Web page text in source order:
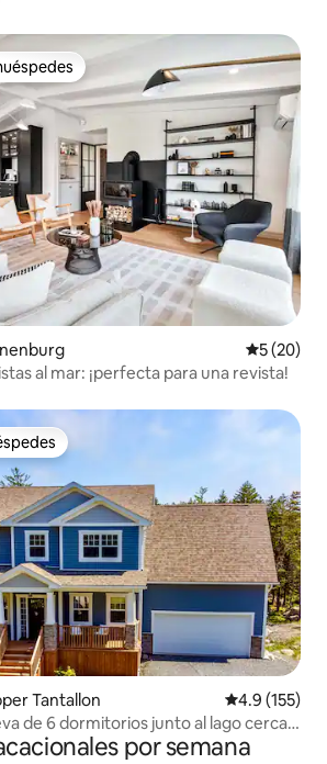
preferido
5 (20)
al mar: ¡perfecta para una revista!
Tantallon Calificación
4.9 (155)
de 6 dormitorios junto al lago cerca
por semana